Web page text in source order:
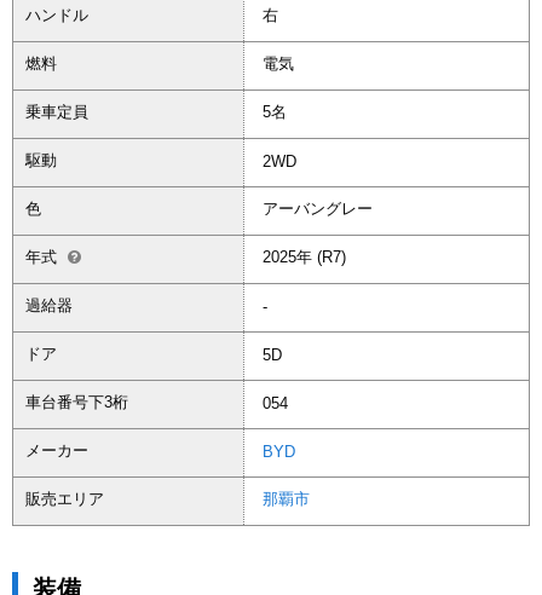
ハンドル 右
燃料 電気
乗車定員 5名
駆動 2WD
色 アーバングレー
年式 2025年 (R7)
過給器 -
ドア 5D
車台番号下3桁 054
メーカー BYD
販売エリア 那覇市
装備